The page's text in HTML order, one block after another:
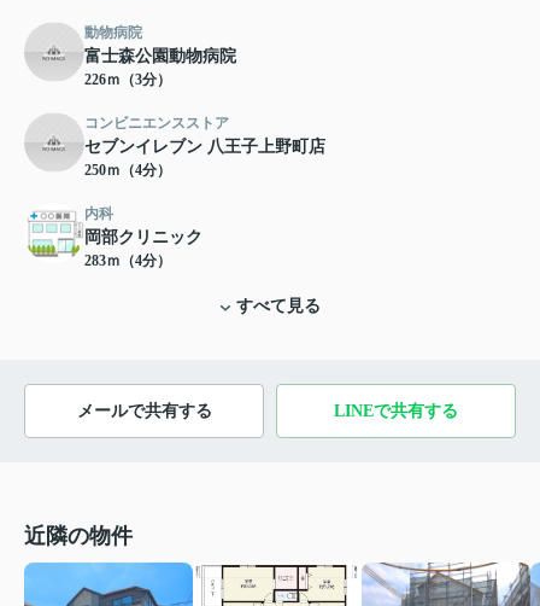
動物病院
富士森公園動物病院
226ｍ（3分）
コンビニエンスストア
セブンイレブン 八王子上野町店
250ｍ（4分）
内科
岡部クリニック
283ｍ（4分）
すべて見る
メールで共有する LINEで共有する
近隣の物件